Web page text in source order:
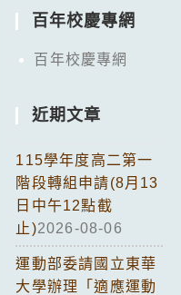
百年校慶專網
百年校慶專網
近期文章
115學年度高二第一
階段轉組申請(8月13
日中午12點截
止)2026-08-06
運動部委請國立東華
大學辦理「適應運動